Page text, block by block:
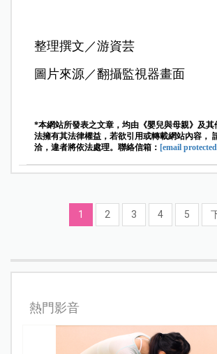
整理撰文／游資芸
圖片來源／翻攝監視器畫面
*本網站所發表之文章，均由《嬰兒與母親》及其
法擁有其法律權益，若欲引用或轉載網站內容，
洽，違者將依法處理。聯絡信箱： [email
1 2 3 4 5
熱門影音